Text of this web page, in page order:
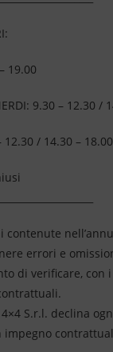
19.00
9.30 – 12.30 /
12.30 / 14.30 – 18.00
contenute
errori e
di verificare, con
S.r.l. declina
impegno